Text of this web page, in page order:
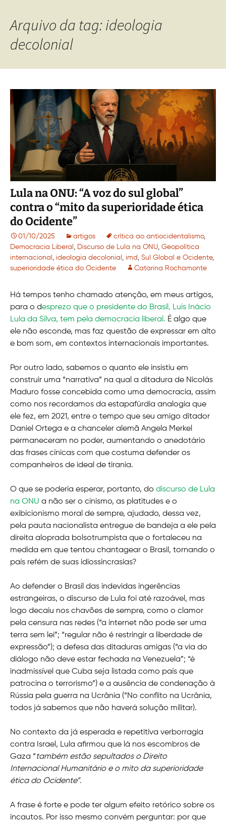
Arquivo da tag: ideologia
decolonial
Lula na ONU: “A voz do sul global”
contra o “mito da superioridade ética
do Ocidente”
01/10/2025 artigos crítica ao antiocidentalismo,
Democracia Liberal , Discurso de Lula na ONU, Geopolítica
internacional , ideologia decolonial , imd , Sul Global e Ocidente,
superioridade ética do Ocidente
Catarina Rochamonte
Há tempos tenho chamado atenção, em meus artigos,
para o desprezo que o presidente do Brasil, Luís Inácio
Lula da Silva, tem pela democracia liberal. É algo que
ele não esconde, mas faz questão de expressar em alto
e bom som, em contextos internacionais importantes.
Por outro lado, sabemos o quanto ele insistiu em
construir uma “narrativa” na qual a ditadura de Nicolás
Maduro fosse concebida como uma democracia, assim
como nos recordamos da estapafúrdia analogia que
ele fez, em 2021, entre o tempo que seu amigo ditador
Daniel Ortega e a chanceler alemã Angela Merkel
permaneceram no poder, aumentando o anedotário
das frases cínicas com que costuma defender os
companheiros de ideal de tirania.
O que se poderia esperar, portanto, do discurso de Lula
na ONU a não ser o cinismo, as platitudes e o
exibicionismo moral de sempre, ajudado, dessa vez,
pela pauta nacionalista entregue de bandeja a ele pela
direita aloprada bolsotrumpista que o fortaleceu na
medida em que tentou chantagear o Brasil, tornando o
país refém de suas idiossincrasias?
Ao defender o Brasil das indevidas ingerências
estrangeiras, o discurso de Lula foi até razoável, mas
logo decaiu nos chavões de sempre, como o clamor
pela censura nas redes (“a internet não pode ser uma
terra sem lei”; “regular não é restringir a liberdade de
expressão”); a defesa das ditaduras amigas (“a via do
diálogo não deve estar fechada na Venezuela”; “é
inadmissível que Cuba seja listada como país que
patrocina o terrorismo”) e a ausência de condenação à
Rússia pela guerra na Ucrânia (“No conflito na Ucrânia,
todos já sabemos que não haverá solução militar).
No contexto da já esperada e repetitiva verborragia
contra Israel, Lula afirmou que lá nos escombros de
Gaza “também estão sepultados o Direito
Internacional Humanitário e o mito da superioridade
ética do Ocidente”.
A frase é forte e pode ter algum efeito retórico sobre os
incautos. Por isso mesmo convém perguntar: por que